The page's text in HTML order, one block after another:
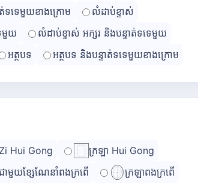
ត់ទទេមួយខាងក្រោម
លំដាប់ខ្ទាស់
មួយ
លំដាប់ខ្ទាស់ អក្សរ និងបន្ទាត់ទទេមួយ
អត្ថបទ អត្ថបទ និងបន្ទាត់ទទេមួយខាងក្រោម
Hui Gong
ក្រឡា Hui Gong
ាមួយខ្សែណែនាំពងក្រពើ
ក្រឡាពងក្រពើ